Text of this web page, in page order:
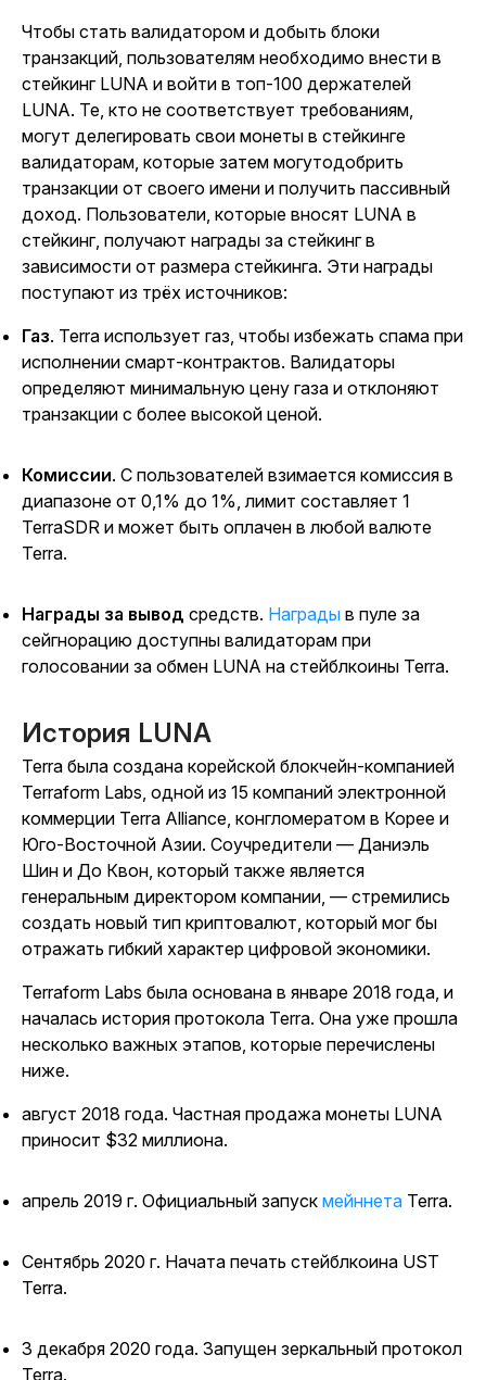
Чтобы стать валидатором и добыть блоки
транзакций, пользователям необходимо внести в
стейкинг LUNA и войти в топ-100 держателей
LUNA. Те, кто не соответствует требованиям,
могут делегировать свои монеты в стейкинге
валидаторам, которые затем могутодобрить
транзакции от своего имени и получить пассивный
доход. Пользователи, которые вносят LUNA в
стейкинг, получают награды за стейкинг в
зависимости от размера стейкинга. Эти награды
поступают из трёх источников:
Газ. Terra использует газ, чтобы избежать спама при
исполнении смарт-контрактов. Валидаторы
определяют минимальную цену газа и отклоняют
транзакции с более высокой ценой.
Комиссии. С пользователей взимается комиссия в
диапазоне от 0,1% до 1%, лимит составляет 1
TerraSDR и может быть оплачен в любой валюте
Terra.
Награды за вывод средств. Награды в пуле за
сейгнорацию доступны валидаторам при
голосовании за обмен LUNA на стейблкоины Terra.
История LUNA
Terra была создана корейской блокчейн-компанией
Terraform Labs, одной из 15 компаний электронной
коммерции Terra Alliance, конгломератом в Корее и
Юго-Восточной Азии. Соучредители — Даниэль
Шин и До Квон, который также является
генеральным директором компании, — стремились
создать новый тип криптовалют, который мог бы
отражать гибкий характер цифровой экономики.
Terraform Labs была основана в январе 2018 года, и
началась история протокола Terra. Она уже прошла
несколько важных этапов, которые перечислены
ниже.
август 2018 года. Частная продажа монеты LUNA
приносит $32 миллиона.
апрель 2019 г. Официальный запуск мейннета Terra.
Сентябрь 2020 г. Начата печать стейблкоина UST
Terra.
3 декабря 2020 года. Запущен зеркальный протокол
Terra.